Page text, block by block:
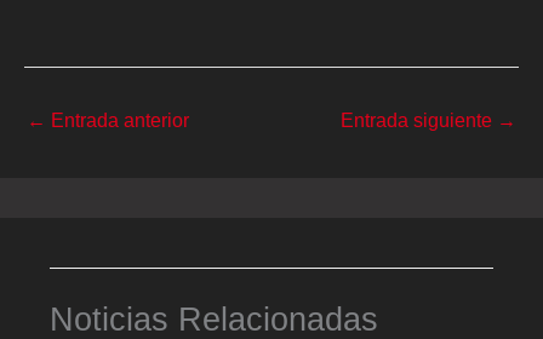
← Entrada anterior Entrada siguiente →
Noticias Relacionadas